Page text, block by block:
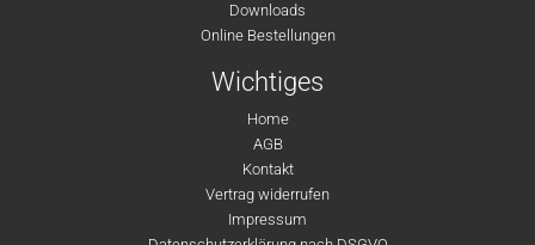
Downloads
Online Bestellungen
Wichtiges
Home
AGB
Kontakt
Vertrag widerrufen
Impressum